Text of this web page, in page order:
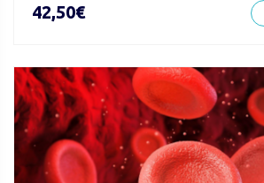
42,50€